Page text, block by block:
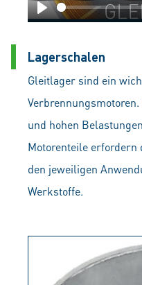
Play
Lagerschalen
Gleitlager sind ein
und hohen
Motorenteile erfordern
den jeweiligen
Werkstoffe.